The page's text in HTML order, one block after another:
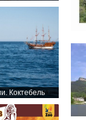
Коктебель